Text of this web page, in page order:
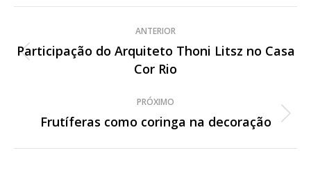
Navegação
de
ANTERIOR
Post
anterior:
Participação do Arquiteto Thoni Litsz no Casa
Cor Rio
PRÓXIMO
Próximo
Frutíferas como coringa na decoração